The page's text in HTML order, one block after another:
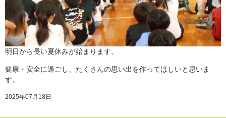
明日から長い夏休みが始まります。
健康・安全に過ごし、たくさんの思い出を作ってほしいと思いま
す。
2025年07月18日